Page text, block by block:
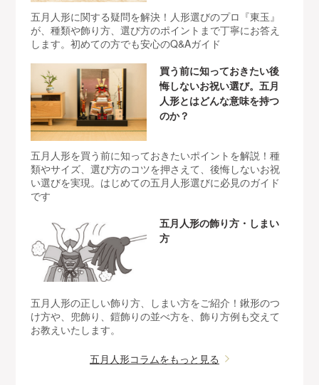
五月人形に関する疑問を解決！人形選びのプロ『東玉』
が、種類や飾り方、選び方のポイントまで丁寧にお答え
します。初めての方でも安心のQ&Aガイド
買う前に知っておきたい後
悔しないお祝い選び。五月
人形とはどんな意味を持つ
のか？
五月人形を買う前に知っておきたいポイントを解説！種
類やサイズ、選び方のコツを押さえて、後悔しないお祝
い選びを実現。はじめての五月人形選びに必見のガイド
です
五月人形の飾り方・しまい
方
五月人形の正しい飾り方、しまい方をご紹介！鍬形のつ
け方や、兜飾り、鎧飾りの並べ方を、飾り方例も交えて
お教えいたします。
五月人形コラムをもっと見る